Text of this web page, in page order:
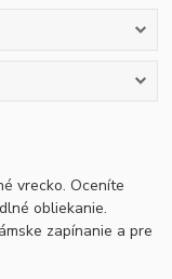
vrecko. Oceníte
obliekanie.
zapínanie a pre